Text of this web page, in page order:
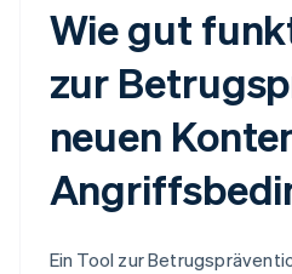
Wie gut
zur
neuen
Ein Tool zur